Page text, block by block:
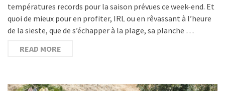
températures records pour la saison prévues ce week-end. Et
quoi de mieux pour en profiter, IRL ou en rêvassant à l’heure
de la sieste, que de s’échapper à la plage, sa planche …
READ MORE